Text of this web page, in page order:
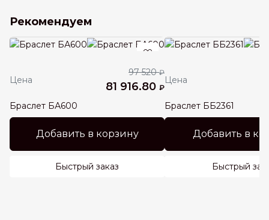
Рекомендуем
Цена
97 520₽
81 916.80 ₽
Браслет БА600
Добавить в корзину
Быстрый заказ
Цена
Браслет ББ2361
Добавить в
Быстрый